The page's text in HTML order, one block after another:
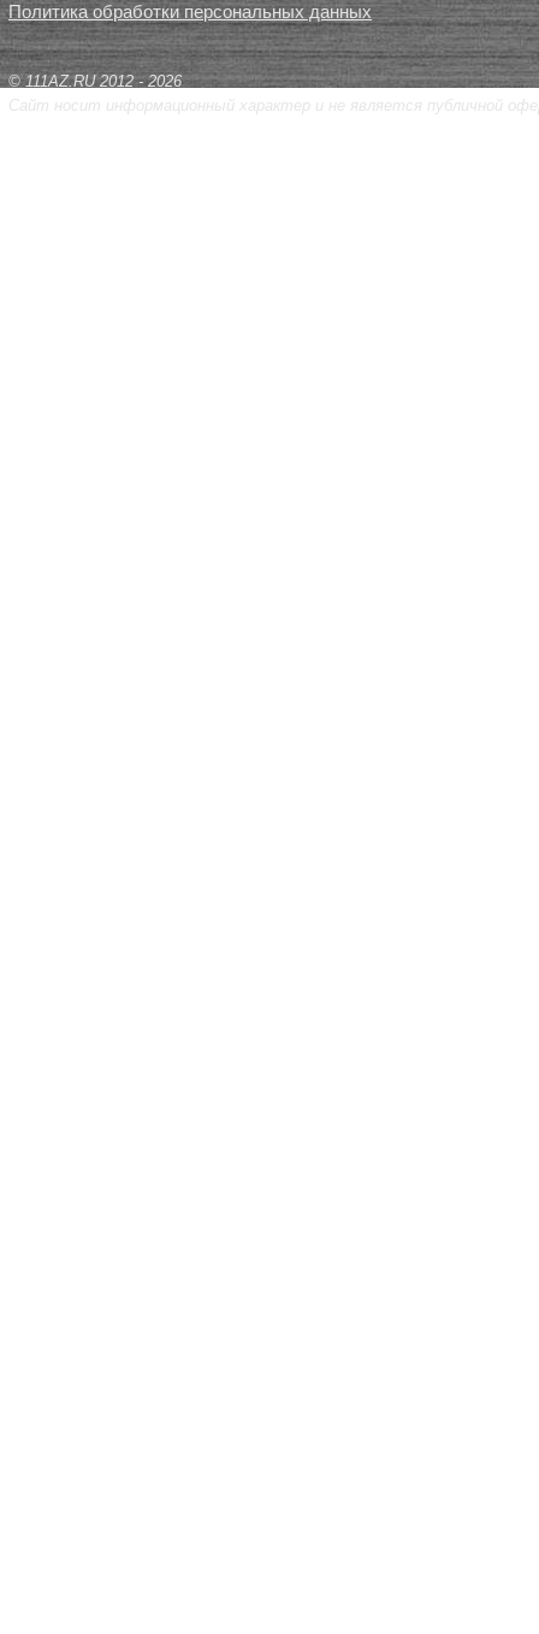
Политика обработки персональных данных
© 111AZ.RU 2012 - 2026
Сайт носит информационный характер и не является публичной